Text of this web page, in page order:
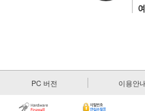
PC 버전 이용안